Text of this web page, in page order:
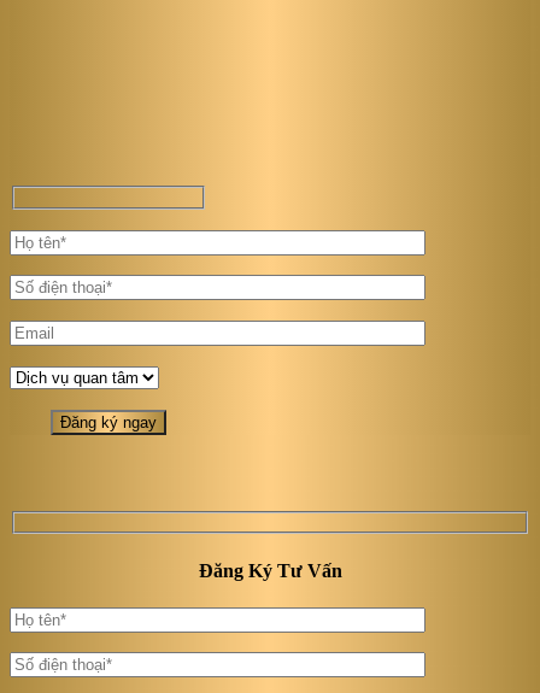
Đăng Ký Tư Vấn